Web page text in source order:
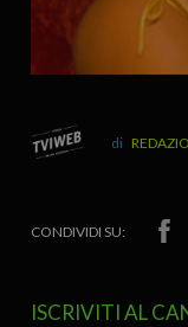
CONDIVIDI SU:
ISCRIVITI AL